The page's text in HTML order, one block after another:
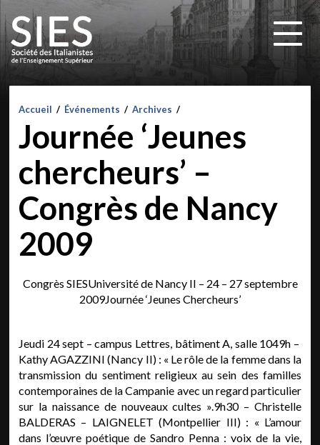
Accueil / Événements / Archives /
Journée ‘Jeunes
chercheurs’ –
Congrès de Nancy
2009
Congrès SIESUniversité de Nancy II – 24 – 27 septembre
2009Journée ‘Jeunes Chercheurs’
Jeudi 24 sept – campus Lettres, bâtiment A, salle 1049h –
Kathy AGAZZINI (Nancy II) : « Le rôle de la femme dans la
transmission du sentiment religieux au sein des familles
contemporaines de la Campanie avec un regard particulier
sur la naissance de nouveaux cultes ».9h30 – Christelle
BALDERAS – LAIGNELET (Montpellier III) : « L’amour
dans l’œuvre poétique de Sandro Penna : voix de la vie,